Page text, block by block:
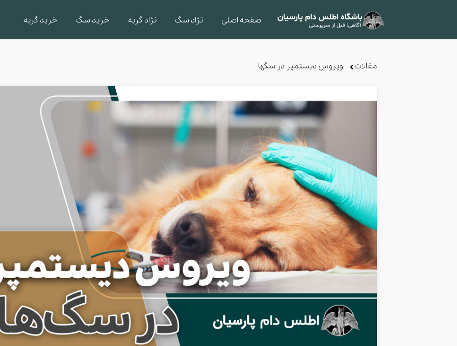
صفحه اصلی نژاد سگ نژاد گربه خرید سگ خرید گربه
مقالات ویروس دیستمپر در سگها